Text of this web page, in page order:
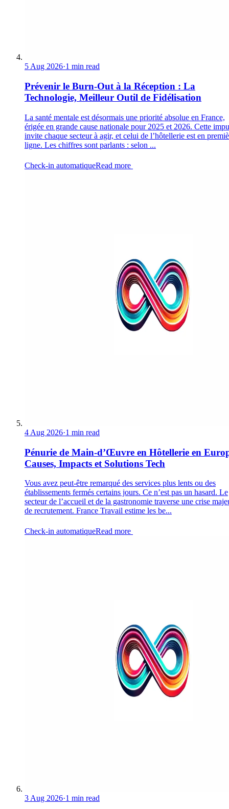
5 Aug 2026·1 min read
Prévenir le Burn-Out à la Réception : La
Technologie, Meilleur Outil de Fidélisation
La santé mentale est désormais une priorité absolue en France,
érigée en grande cause nationale pour 2025 et 2026. Cette
invite chaque secteur à agir, et celui de l’hôtellerie est en
ligne. Les chiffres sont parlants : selon ...
Check-in automatiqueRead more
4 Aug 2026·1 min read
Pénurie de Main-d’Œuvre en Hôtellerie en
Causes, Impacts et Solutions Tech
Vous avez peut-être remarqué des services plus lents ou des
établissements fermés certains jours. Ce n’est pas un hasard. Le
secteur de l’accueil et de la gastronomie traverse une crise
de recrutement. France Travail estime les be...
Check-in automatiqueRead more
3 Aug 2026·1 min read